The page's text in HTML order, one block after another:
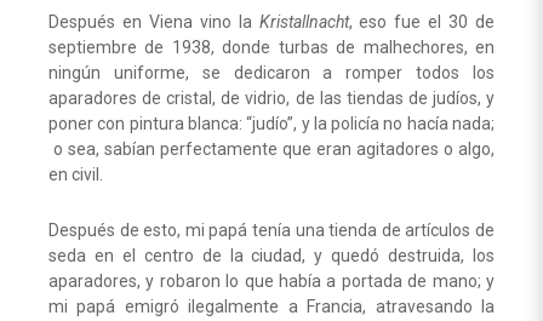
Después en Viena vino la Kristallnacht, eso fue el 30 de
septiembre de 1938, donde turbas de malhechores, en
ningún uniforme, se dedicaron a romper todos los
aparadores de cristal, de vidrio, de las tiendas de judíos, y
poner con pintura blanca: “judío”, y la policía no hacía nada;
o sea, sabían perfectamente que eran agitadores o algo,
en civil.
Después de esto, mi papá tenía una tienda de artículos de
seda en el centro de la ciudad, y quedó destruida, los
aparadores, y robaron lo que había a portada de mano; y
mi papá emigró ilegalmente a Francia, atravesando la